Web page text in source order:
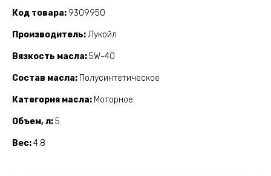
Код товара 9309950
Производитель Лукойл
Вязкость масла 5W-40
Состав масла Полусинтетическое
Категория масла Моторное
Объем, л 5
Вес 4.8